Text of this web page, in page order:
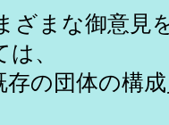
ざまな御意見
、
団体の構成